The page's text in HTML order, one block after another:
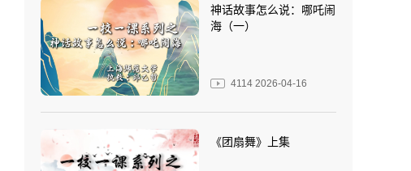
神话故事怎么说：哪吒闹
海（一）
4114 2026-04-16
《团扇舞》上集